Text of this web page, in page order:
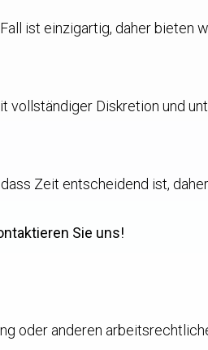
ist einzigartig, daher bieten
vollständiger Diskretion und
Zeit entscheidend ist,
Sie uns!
oder anderen